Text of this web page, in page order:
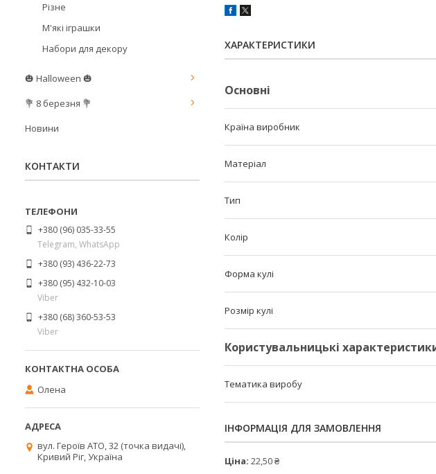
ХАРАКТЕРИСТИКИ
Основні
Країна виробник
Матеріал
Тип
Колір
Форма кулі
Розмір кулі
Користувальницькі
Тематика виробу
ІНФОРМАЦІЯ ДЛЯ ЗАМОВЛЕННЯ
Ціна: 22,50 ₴
Різне
М'які іграшки
Набори для декору
🎃 Halloween 🎃
💐 8 березня 💐
Новини
КОНТАКТИ
+380 (96) 035-33-55
Telegram, WhatsApp
+380 (93) 436-22-73
+380 (95) 432-10-03
Viber
+380 (68) 360-53-53
Viber
Олена
вул. Героїв АТО, 32 (точка видачі),
Кривий Ріг, Україна